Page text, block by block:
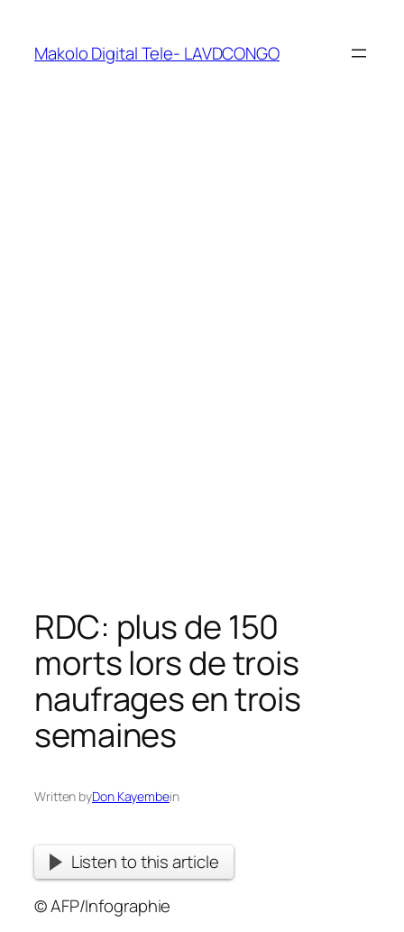
Makolo Digital Tele- LAVDCONGO
RDC: plus de 150
morts lors de trois
naufrages en trois
semaines
Written byDon Kayembein
Listen to this article
© AFP/Infographie